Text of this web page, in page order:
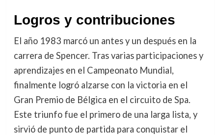
Logros y contribuciones
El año 1983 marcó un antes y un después en la
carrera de Spencer. Tras varias participaciones y
aprendizajes en el Campeonato Mundial,
finalmente logró alzarse con la victoria en el
Gran Premio de Bélgica en el circuito de Spa.
Este triunfo fue el primero de una larga lista, y
sirvió de punto de partida para conquistar el